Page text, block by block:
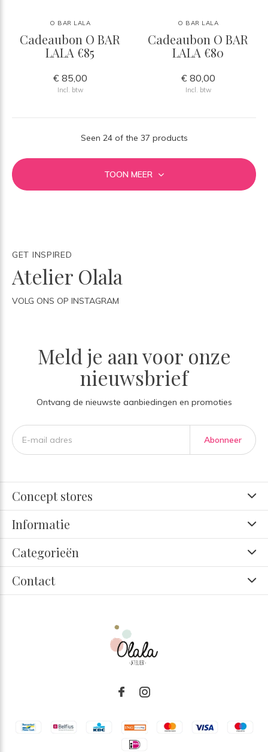
O BAR LALA
Cadeaubon O BAR
LALA €85
€ 85,00
Incl. btw
O BAR LALA
Cadeaubon O BAR
LALA €80
€ 80,00
Incl. btw
Seen 24 of the 37 products
TOON MEER
GET INSPIRED
Atelier Olala
VOLG ONS OP INSTAGRAM
Meld je aan voor onze
nieuwsbrief
Ontvang de nieuwste aanbiedingen en promoties
Abonneer
Concept stores
Informatie
Categorieën
Contact